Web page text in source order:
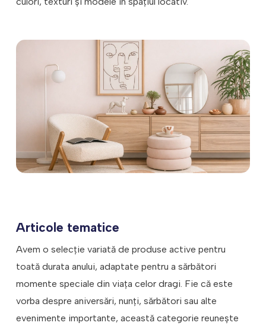
Articole tematice
Avem o selecție variată de produse active pentru
toată durata anului, adaptate pentru a sărbători
momente speciale din viața celor dragi. Fie că este
vorba despre aniversări, nunți, sărbători sau alte
evenimente importante, această categorie reunește